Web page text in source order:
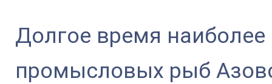
Долгое время
промысловых рыб